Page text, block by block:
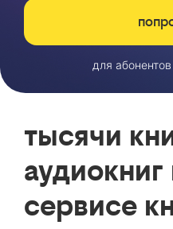
для
тысячи
аудиокниг
сервисе